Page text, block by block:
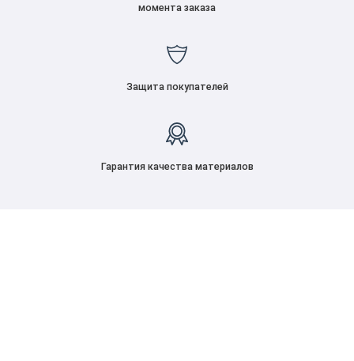
момента заказа
Защита покупателей
Гарантия качества материалов